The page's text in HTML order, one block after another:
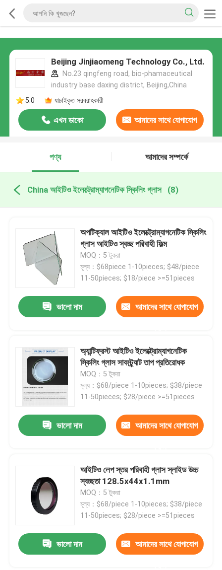
Beijing Jinjiaomeng Technology Co., Ltd.
No.23 qingfeng road, bio-phamaceutical
industry base daxing district, Beijing,China
5.0
যাচাইকৃত সরবরাহকারী
এখন ডাকো আমাদের সাথে যোগাযোগ
পণ্য
আমাদের সম্পর্কে
China আইটিও ইলেক্ট্রোম্যাগনেটিক স্কিলিং গ্লাস (8)
অপটিক্যাল আইটিও ইলেক্ট্রোম্যাগনেটিক স্কিলিং
গ্লাস আইটিও স্বচ্ছ পরিবাহী ফিল্ম
MOQ：5 টুকরা
মূল্য：$68piece 1-10pieces; $48/piece
11-50pieces; $18/piece >=51pieces
ভালো দাম আমাদের সাথে যোগাযোগ
অ্যান্টিফ্রস্ট আইটিও ইলেক্ট্রোম্যাগনেটিক
স্কিলিং গ্লাস সাবস্ট্র্যাট তাপ প্রতিরোধক
MOQ：5 টুকরা
মূল্য：$68/piece 1-10pieces; $38/piece
11-50pieces; $28/piece >=51pieces
ভালো দাম আমাদের সাথে যোগাযোগ
আইটিও লেপ স্তর পরিবাহী গ্লাস স্লাইড উচ্চ
স্বচ্ছতা 128.5x44x1.1mm
MOQ：5 টুকরা
মূল্য：$68/piece 1-10pieces; $38/piece
11-50pieces; $28/piece >=51pieces
ভালো দাম আমাদের সাথে যোগাযোগ